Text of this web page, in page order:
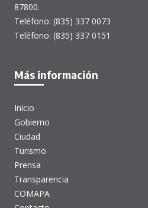
87800.
Teléfono: (835) 337 0073
Teléfono: (835) 337 0151
Más información
Inicio
Gobierno
Ciudad
Turismo
Prensa
Transparencia
COMAPA